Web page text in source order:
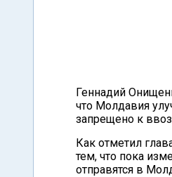
Геннадий
что Молдавия
запрещено к
Как отметил
тем, что пока
отправятся в